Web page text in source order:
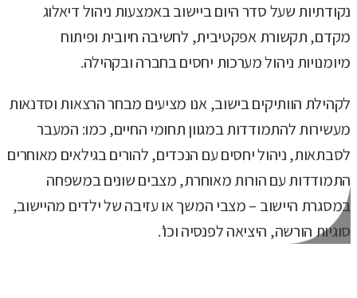
נקודתיות שעל סדר היום ביישוב באמצעות ניהול דיאלוג
מקדם, תקשורת אפקטיבית, לחשיבה חיובית ופיתוח
מיומנויות ניהול מערכות יחסים בחברה ובקהילה.
לקהילת הוותיקים בישוב, אנו מציעים מבחר הרצאות וסדנאות
מעשירות להתמודדות במגוון תחומי החיים, כמו: המעבר
לסבתאות, ניהול יחסים עם הנכדים, להורים בגילאים מאוחרים
התמודדות עם הורות מאוחרת, מצבים שונים במשפחה
במסגרת היישוב – מצבי המשך או עזיבה של ילדים מהיישוב,
סוגיות הורשה, היציאה לפנסיה וכו’.